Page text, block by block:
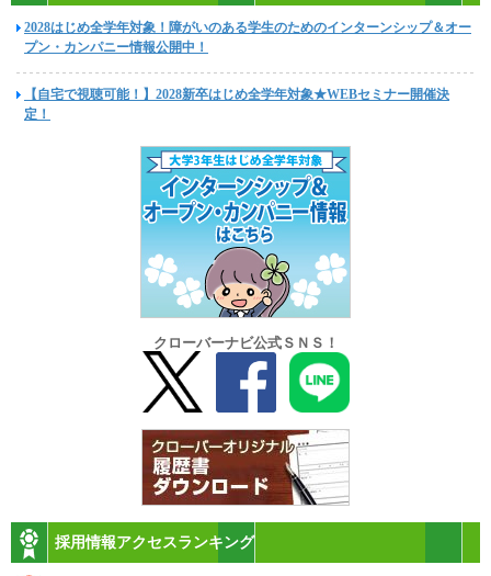
2028はじめ全学年対象！障がいのある学生のためのインターンシップ＆オー
プン・カンパニー情報公開中！
【自宅で視聴可能！】2028新卒はじめ全学年対象★WEBセミナー開催決
定！
クローバーナビ公式ＳＮＳ！
採用情報アクセスランキング